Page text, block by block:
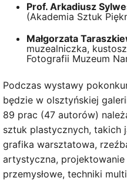
Prof. Arkadiusz
(Akademia Sztuk
Małgorzata
muzealniczka,
Fotografii Muzeum
Podczas wystawy
będzie w olsztyńskiej
89 prac (47 autorów)
sztuk plastycznych, takich
grafika warsztatowa,
artystyczna,
przemysłowe, techniki